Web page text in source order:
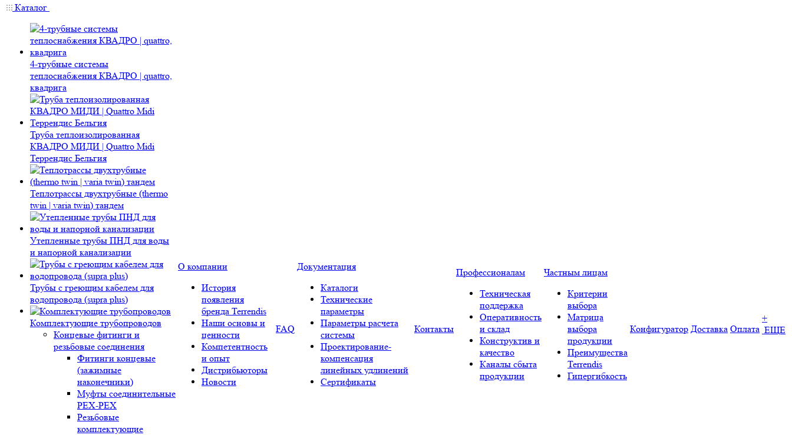
Каталог
4-трубные системы
теплоснабжения КВАДРО | quattro,
квадрига
Труба теплоизолированная
КВАДРО МИДИ | Quattro Midi
Террендис Бельгия
Теплотрассы двухтрубные (thermo
twin | varia twin) тандем
Утепленные трубы ПНД для воды
и напорной канализации
Трубы с греющим кабелем для
водопровода (supra plus)
Комплектующие трубопроводов
Концевые фитинги и
резьбовые соединения
Фитинги концевые
(зажимные
наконечники)
Муфты соединительные
РЕХ-PEX
Резьбовые
комплектующие
О компании
История
появления
бренда Terrendis
Наши основы и
ценности
Компетентность
и опыт
Дистрибьюторы
Новости
FAQ
Документация
Каталоги
Технические
параметры
Параметры расчета
системы
Проектирование-
компенсация
линейных удлинений
Сертификаты
Контакты
Профессионалам
Техническая
поддержка
Оперативность
и склад
Конструктив и
качество
Каналы сбыта
продукции
Частным лицам
Критерии
выбора
Матрица
выбора
продукции
Преимущества
Terrendis
Гипергибкость
Конфигуратор Доставка Оплата
+
ЕЩЕ